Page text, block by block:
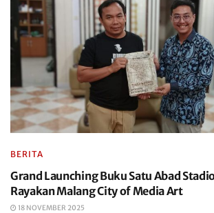
BERITA
Grand Launching Buku Satu Abad
Rayakan Malang City of Media Art
18 NOVEMBER 2025